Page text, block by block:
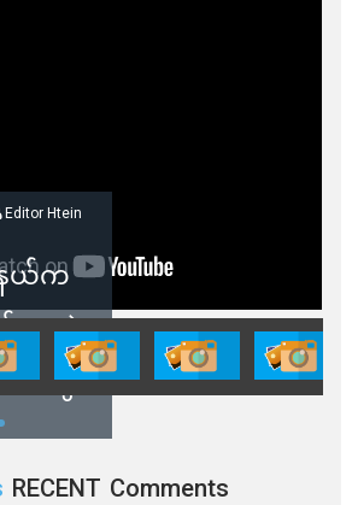
Editor Htein
ယ်က
တွေနဲ့
က်သိမ်း
ခံတွေ
RECENT Comments